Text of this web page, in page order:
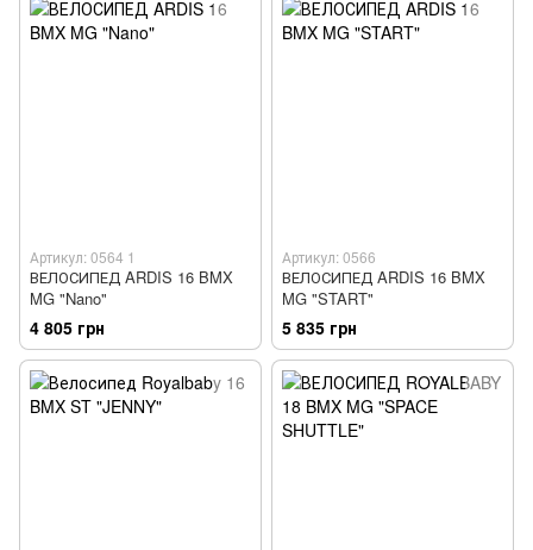
Артикул: 0564 1
ВЕЛОСИПЕД ARDIS 16 BMX
MG "Nano"
4 805 грн
Артикул: 0566
ВЕЛОСИПЕД ARDIS 16 BMX
MG "START"
5 835 грн